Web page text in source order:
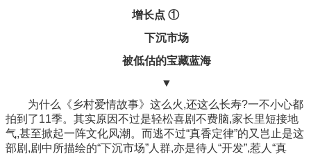
增长点 ①
下沉市场
被低估的宝藏蓝海
▼
为什么《乡村爱情故事》这么火,还这么长寿?一不小心都
拍到了11季。其实原因不过是轻松喜剧不费脑,家长里短接地
气,甚至掀起一阵文化风潮。而逃不过“真香定律”的又岂止是这
部剧,剧中所描绘的“下沉市场”人群,亦是待人“开发”,惹人“真